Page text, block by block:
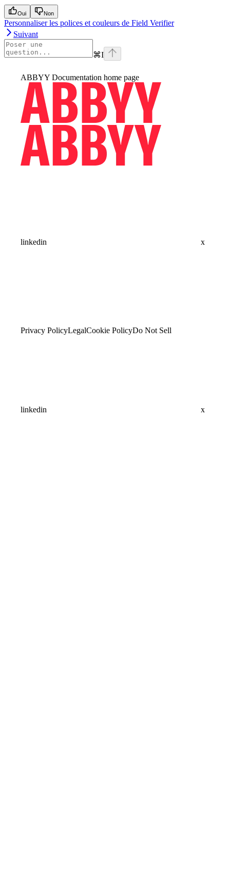
Oui Non
Personnaliser les polices et couleurs de Field Verifier
Suivant
⌘I
ABBYY Documentation home page
linkedin x
Privacy PolicyLegalCookie PolicyDo Not Sell
linkedin x